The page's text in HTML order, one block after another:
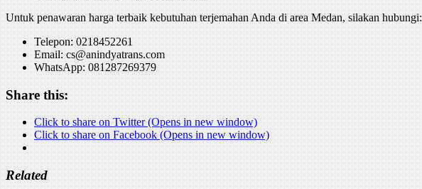
Untuk penawaran harga terbaik kebutuhan terjemahan Anda di area Medan, silakan hubungi:
Telepon: 0218452261
Email: cs@anindyatrans.com
WhatsApp: 081287269379
Share this:
Click to share on Twitter (Opens in new window)
Click to share on Facebook (Opens in new window)
Related